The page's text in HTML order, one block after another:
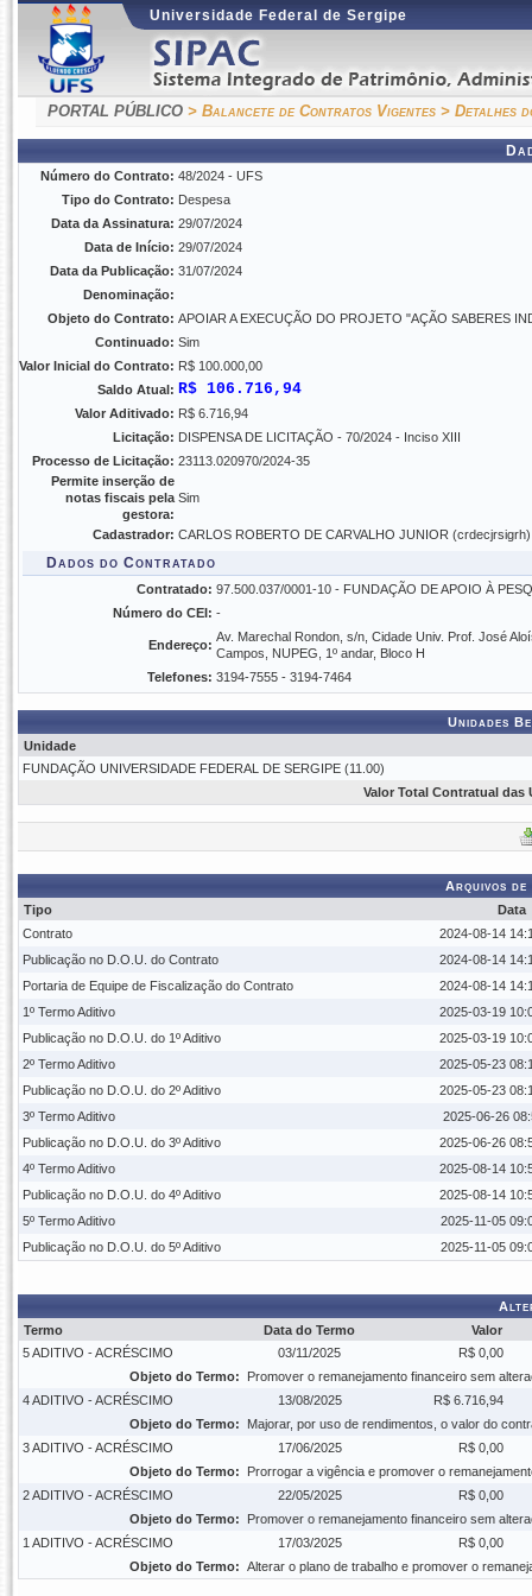
Universidade Federal de Sergipe
PORTAL PÚBLICO > Balancete de Contratos Vigentes > Detalhes
Número do Contrato: 48/2024 - UFS
Tipo do Contrato: Despesa
Data da Assinatura: 29/07/2024
Data de Início: 29/07/2024
Data da Publicação: 31/07/2024
Denominação:
Objeto do Contrato: APOIAR A EXECUÇÃO DO PROJETO "AÇÃO SABERES
Continuado: Sim
Valor Inicial do Contrato: R$ 100.000,00
Saldo Atual: R$ 106.716,94
Valor Aditivado: R$ 6.716,94
Licitação: DISPENSA DE LICITAÇÃO - 70/2024 - Inciso XIII
Processo de Licitação: 23113.020970/2024-35
Permite inserção de
notas fiscais pela
gestora:
Sim
Cadastrador: CARLOS ROBERTO DE CARVALHO JUNIOR (crdecjrsigrh)
Dados do Contratado
Contratado: 97.500.037/0001-10 - FUNDAÇÃO DE APOIO À
Número do CEI: -
Endereço:
Av. Marechal Rondon, s/n, Cidade Univ. Prof. José
Campos, NUPEG, 1º andar, Bloco H
Telefones: 3194-7555 - 3194-7464
Unidades
Unidade
FUNDAÇÃO UNIVERSIDADE FEDERAL DE SERGIPE (11.00)
Valor Total Contratual das
Arquivos
Tipo
Data
Contrato
2024-08-14
Publicação no D.O.U. do Contrato
2024-08-14
Portaria de Equipe de Fiscalização do Contrato
2024-08-14
1º Termo Aditivo
2025-03-19
Publicação no D.O.U. do 1º Aditivo
2025-03-19
2º Termo Aditivo
2025-05-23
Publicação no D.O.U. do 2º Aditivo
2025-05-23
3º Termo Aditivo
2025-06-26
Publicação no D.O.U. do 3º Aditivo
2025-06-26
4º Termo Aditivo
2025-08-14
Publicação no D.O.U. do 4º Aditivo
2025-08-14
5º Termo Aditivo
2025-11-05
Publicação no D.O.U. do 5º Aditivo
2025-11-05
Termo
Data do Termo
Valor
5 ADITIVO - ACRÉSCIMO
03/11/2025
R$ 0,00
Objeto do Termo:
Promover o remanejamento financeiro sem
4 ADITIVO - ACRÉSCIMO
13/08/2025
R$ 6.716,94
Objeto do Termo:
Majorar, por uso de rendimentos, o valor do
3 ADITIVO - ACRÉSCIMO
17/06/2025
R$ 0,00
Objeto do Termo:
Prorrogar a vigência e promover o
2 ADITIVO - ACRÉSCIMO
22/05/2025
R$ 0,00
Objeto do Termo:
Promover o remanejamento financeiro sem
1 ADITIVO - ACRÉSCIMO
17/03/2025
R$ 0,00
Objeto do Termo: Alterar o plano de trabalho e promover o